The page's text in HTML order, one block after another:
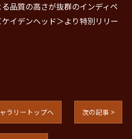
品質の高さが抜群のインディペ
イデンヘッド＞より特別リリー
ラリートップへ 次の記事 >